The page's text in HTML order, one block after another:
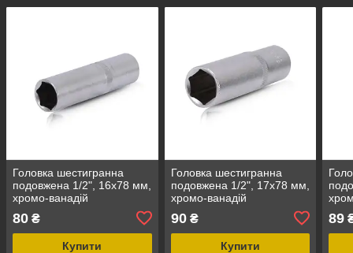
Головка шестигранна
подовжена 1/2", 16x78 мм,
хромо-ванадій
80 ₴
Купити
Головка шестигранна
подовжена 1/2", 17x78 мм,
хромо-ванадій
90₴
Купити
89